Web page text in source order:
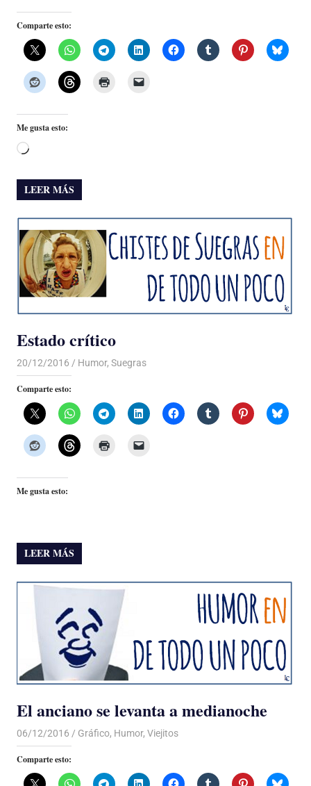
Comparte esto:
Me gusta esto:
Cargando...
LEER MÁS
Estado crítico
20/12/2016 Luis Castellanos
Humor, Suegras
Comparte esto:
Me gusta esto:
LEER MÁS
El anciano se levanta a medianoche
06/12/2016 Luis Castellanos
Gráfico, Humor, Viejitos
Comparte esto: